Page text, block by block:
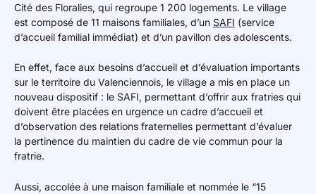
Cité des Floralies, qui regroupe 1 200 logements. Le village
est composé de 11 maisons familiales, d’un SAFI (service
d’accueil familial immédiat) et d’un pavillon des adolescents.
En effet, face aux besoins d’accueil et d’évaluation importants
sur le territoire du Valenciennois, le village a mis en place un
nouveau dispositif : le SAFI, permettant d’offrir aux fratries qui
doivent être placées en urgence un cadre d’accueil et
d’observation des relations fraternelles permettant d’évaluer
la pertinence du maintien du cadre de vie commun pour la
fratrie.
Aussi, accolée à une maison familiale et nommée le “15